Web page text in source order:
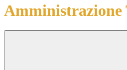
Amministrazione